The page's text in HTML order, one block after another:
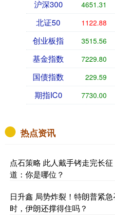
沪深300 4651.31
北证50 1122.88
创业板指 3515.56
基金指数 7229.80
国债指数 229.59
期指IC0 7730.00
热点资讯
点石策略 此人戴手铐走完长
道：你是哪位？
日升鑫 局势炸裂！特朗普紧
时，伊朗还撑得住吗？